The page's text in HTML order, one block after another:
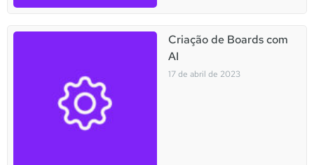
Criação de Boards com
AI
17 de abril de 2023